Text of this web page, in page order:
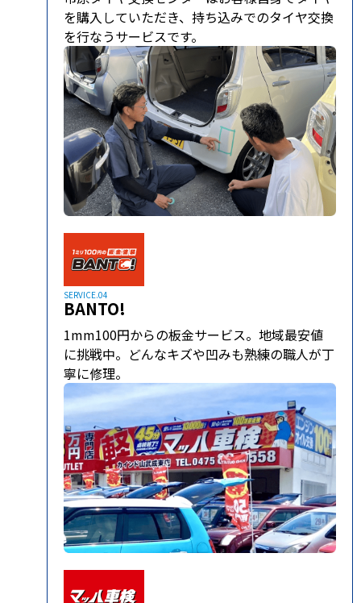
を購入していただき、持ち込みでのタイヤ交換
を行なうサービスです。
SERVICE.04
BANTO!
1mm100円からの板金サービス。地域最安値
に挑戦中。どんなキズや凹みも熟練の職人が丁
寧に修理。